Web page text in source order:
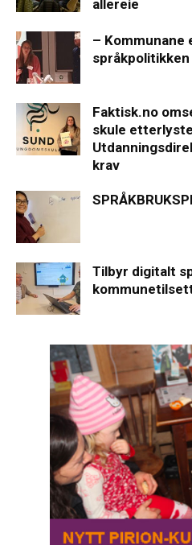
allereie
–
språkpolitikken
Faktisk.no
skule
krav
Tilbyr digitalt